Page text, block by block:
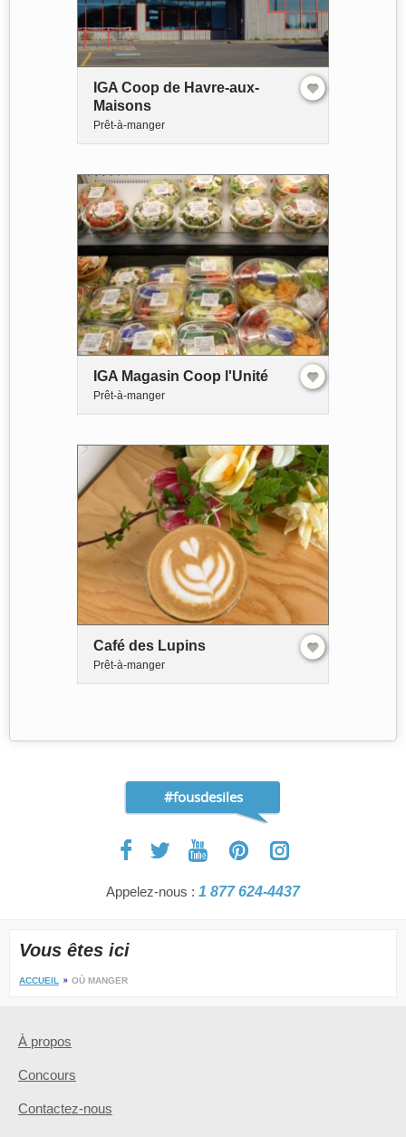
IGA Coop de Havre-aux-
Maisons
Prêt-à-manger
IGA Magasin Coop l'Unité
Prêt-à-manger
Café des Lupins
Prêt-à-manger
#fousdesiles
Appelez-nous : 1 877 624-4437
Vous êtes ici
ACCUEIL OÙ MANGER
À propos
Concours
Contactez-nous